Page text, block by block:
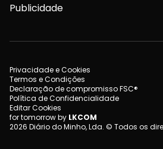
Publicidade
Privacidade e Cookies
Termos e Condições
Declaração de compromisso FSC®
Política de Confidencialidade
Editar Cookies
for tomorrow by LKCOM
2026 Diário do Minho, Lda. © Todos os